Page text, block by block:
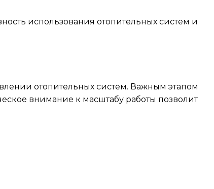
использования отопительных систем и
отопительных систем. Важным этапом
внимание к масштабу работы позволит